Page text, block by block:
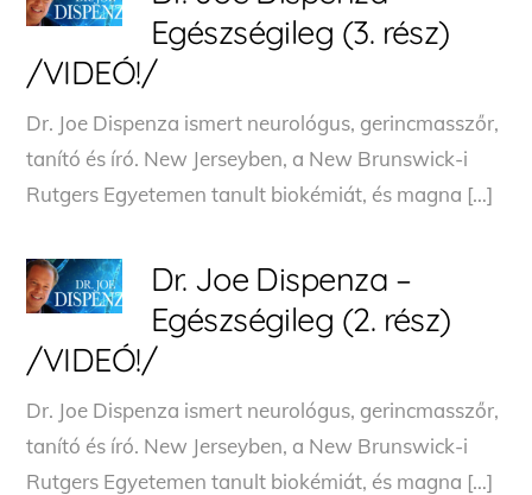
Egészségileg (3. rész)
/VIDEÓ!/
Dr. Joe Dispenza ismert neurológus, gerincmasszőr,
tanító és író. New Jerseyben, a New Brunswick-i
Rutgers Egyetemen tanult biokémiát, és magna […]
Dr. Joe Dispenza –
Egészségileg (2. rész)
/VIDEÓ!/
Dr. Joe Dispenza ismert neurológus, gerincmasszőr,
tanító és író. New Jerseyben, a New Brunswick-i
Rutgers Egyetemen tanult biokémiát, és magna […]